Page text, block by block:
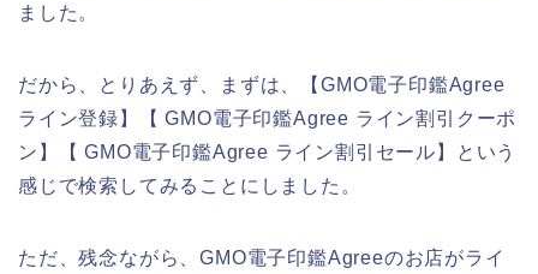
ました。
だから、とりあえず、まずは、【GMO電子印鑑Agree
ライン登録】【 GMO電子印鑑Agree ライン割引クーポ
ン】【 GMO電子印鑑Agree ライン割引セール】という
感じで検索してみることにしました。
ただ、残念ながら、GMO電子印鑑Agreeのお店がライ